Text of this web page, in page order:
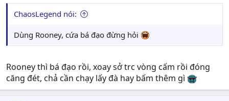
ChaosLegend nói:
Dùng Rooney, cứa bá đạo đừng hỏi
Rooney thì bá đạo rồi, xoay sở trc vòng cấm rồi đóng
căng đét, chả cần chạy lấy đà hay bấm thêm gì